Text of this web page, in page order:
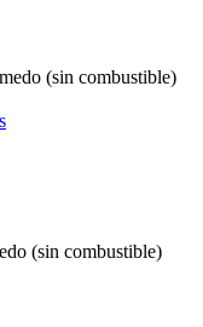
(sin combustible)
(sin combustible)